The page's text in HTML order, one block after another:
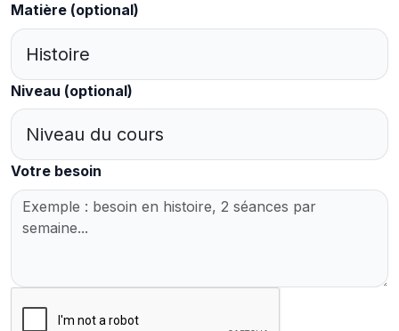
Matière (optional)
Niveau (optional)
Votre besoin